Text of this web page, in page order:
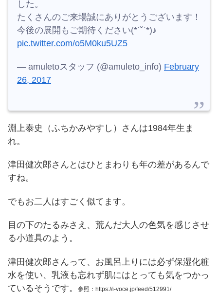
した。
たくさんのご来場誠にありがとうございます！
今後の展開もご期待ください(*ˊ˘ˋ*)♪
pic.twitter.com/o5M0ku5UZ5
— amuletoスタッフ (@amuleto_info) February
26, 2017
淵上泰史（ふちかみやすし）さんは1984年生ま
れ。
津田健次郎さんとはひとまわりも年の差があるんで
すね。
でもお二人はすごく似てます。
目の下のたるみさえ、荒んだ大人の色気を感じさせ
る小道具のよう。
津田健次郎さんって、お風呂上りには必ず保湿化粧
水を使い、乳液も忘れず肌にはとっても気をつかっ
ているそうです。
参照：https://i-voce.jp/feed/512991/